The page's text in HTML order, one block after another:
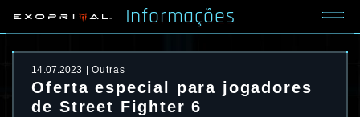
Informações
14.07.2023 Outras
Oferta especial para jogadores
de Street Fighter 6